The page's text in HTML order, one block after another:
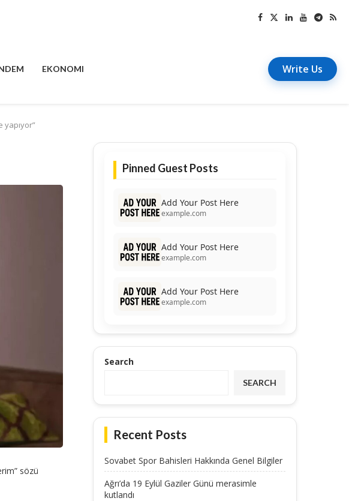
EKONOMI Write Us
yapıyor”
sözü
Pinned Guest Posts
Add Your Post Here
example.com
Add Your Post Here
example.com
Add Your Post Here
example.com
Search
SEARCH
Recent Posts
Sovabet Spor Bahisleri Hakkında Genel Bilgiler
Ağrı’da 19 Eylül Gaziler Günü merasimle
kutlandı